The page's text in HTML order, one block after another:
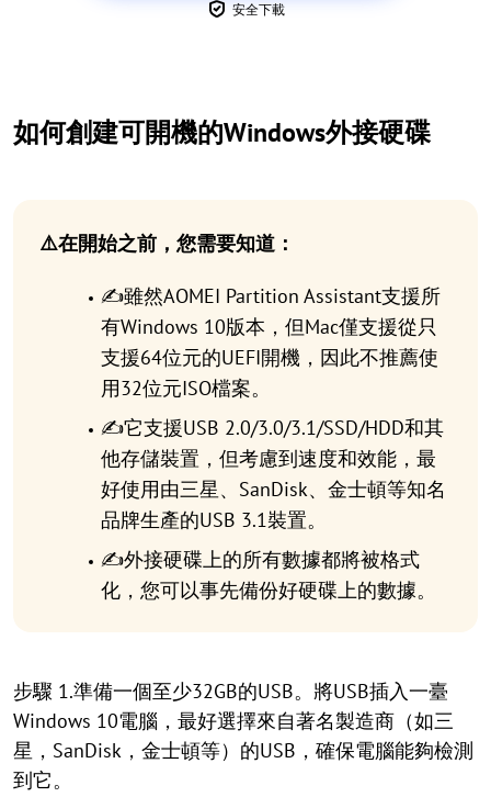
安全下載
如何創建可開機的Windows外接硬碟
⚠️在開始之前，您需要知道：
✍雖然AOMEI Partition Assistant支援所
有Windows 10版本，但Mac僅支援從只
支援64位元的UEFI開機，因此不推薦使
用32位元ISO檔案。
✍它支援USB 2.0/3.0/3.1/SSD/HDD和其
他存儲裝置，但考慮到速度和效能，最
好使用由三星、SanDisk、金士頓等知名
品牌生產的USB 3.1裝置。
✍外接硬碟上的所有數據都將被格式
化，您可以事先備份好硬碟上的數據。
步驟 1.準備一個至少32GB的USB。將USB插入一臺
Windows 10電腦，最好選擇來自著名製造商（如三
星，SanDisk，金士頓等）的USB，確保電腦能夠檢測
到它。